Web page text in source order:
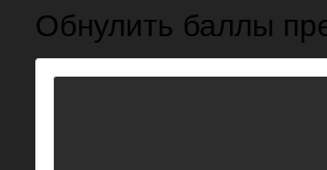
Обнулить баллы